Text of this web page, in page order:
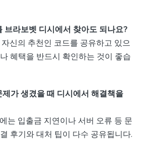
브라보벳 디시에서 찾아도 되나요?
신의 추천인 코드를 공유하고 있으
혜택을 반드시 확인하는 것이 좋습
가 생겼을 때 디시에서 해결책을
는 입출금 지연이나 서버 오류 등 문
후기와 대처 팁이 다수 공유됩니다.